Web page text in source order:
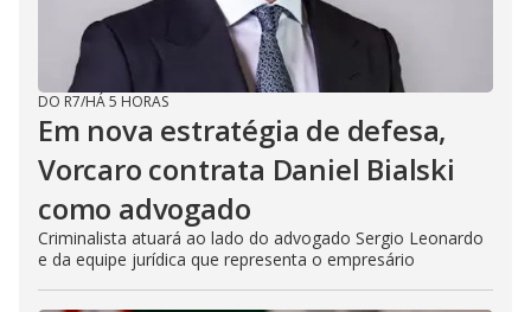
DO R7/HÁ 5 HORAS
Em nova estratégia de defesa,
Vorcaro contrata Daniel Bialski
como advogado
Criminalista atuará ao lado do advogado Sergio Leonardo
e da equipe jurídica que representa o empresário